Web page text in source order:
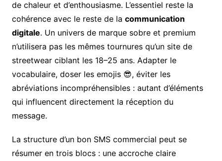
de chaleur et d’enthousiasme. L’essentiel reste la
cohérence avec le reste de la communication
digitale. Un univers de marque sobre et premium
n’utilisera pas les mêmes tournures qu’un site de
streetwear ciblant les 18–25 ans. Adapter le
vocabulaire, doser les emojis 😎, éviter les
abréviations incompréhensibles : autant d’éléments
qui influencent directement la réception du
message.
La structure d’un bon SMS commercial peut se
résumer en trois blocs : une accroche claire